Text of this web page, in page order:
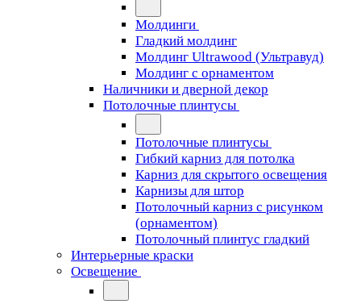
Молдинги
Гладкий молдинг
Молдинг Ultrawood (Ультравуд)
Молдинг с орнаментом
Наличники и дверной декор
Потолочные плинтусы
Потолочные плинтусы
Гибкий карниз для потолка
Карниз для скрытого освещения
Карнизы для штор
Потолочный карниз с рисунком
(орнаментом)
Потолочный плинтус гладкий
Интерьерные краски
Освещение